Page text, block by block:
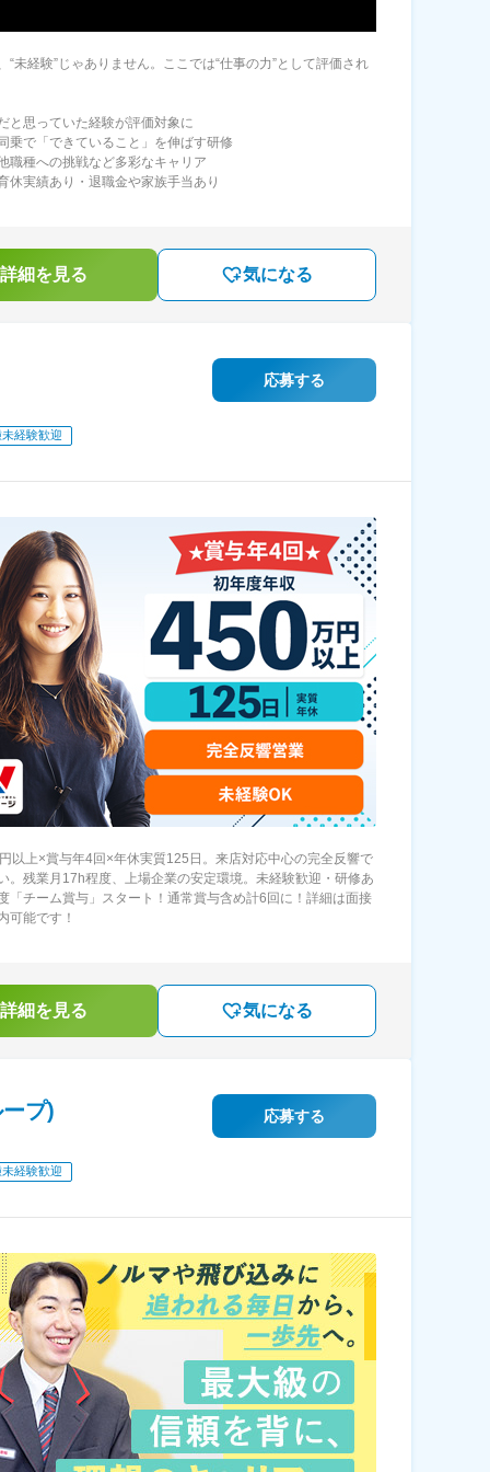
“未経験”じゃありません。ここでは“仕事の力”として評価され
と思っていた経験が評価対象に
乗で「できていること」を伸ばす研修
職種への挑戦など多彩なキャリア
休実績あり・退職金や家族手当あり
細を見る 気になる
経験歓迎
応募する
以上×賞与年4回×年休実質125日。来店対応中心の完全反響で
。残業月17h程度、上場企業の安定環境。未経験歓迎・研修あ
「チーム賞与」スタート！通常賞与含め計6回に！詳細は面接
可能です！
細を見る 気になる
プ)
経験歓迎
応募する